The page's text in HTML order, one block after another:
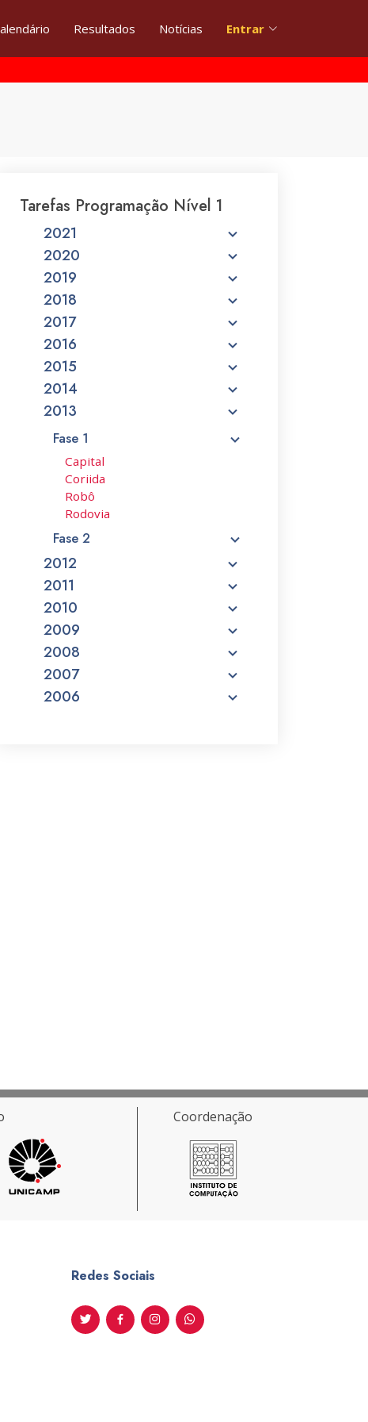
Resultados Notícias Entrar
Tarefas Programação Nível 1
2021
2020
2019
2018
2017
2016
2015
2014
2013
Fase 1
Capital
Coriida
Robô
Rodovia
Fase 2
2012
2011
2010
2009
2008
2007
2006
Coordenação
Redes Sociais